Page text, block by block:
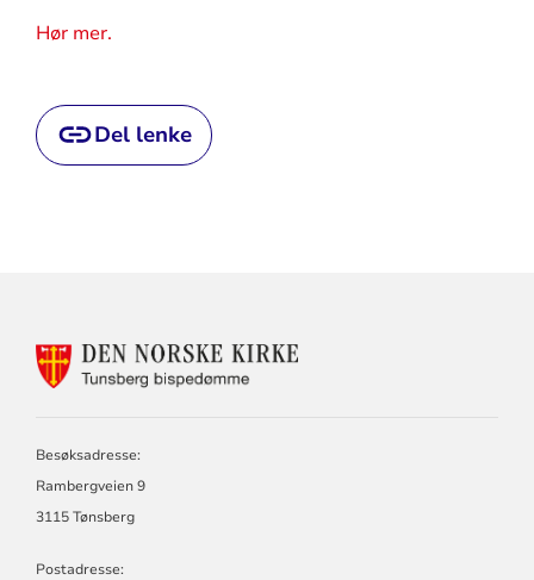
Hør mer.
Del lenke
KONTAKTINFORMASJON
Besøksadresse:
Rambergveien 9
3115 Tønsberg
Postadresse: